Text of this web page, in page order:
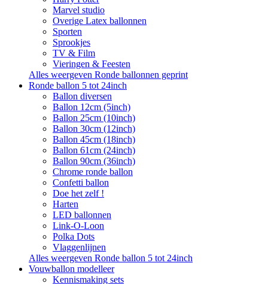
Marvel studio
Overige Latex ballonnen
Sporten
Sprookjes
TV & Film
Vieringen & Feesten
Alles weergeven Ronde ballonnen geprint
Ronde ballon 5 tot 24inch
Ballon diversen
Ballon 12cm (5inch)
Ballon 25cm (10inch)
Ballon 30cm (12inch)
Ballon 45cm (18inch)
Ballon 61cm (24inch)
Ballon 90cm (36inch)
Chrome ronde ballon
Confetti ballon
Doe het zelf !
Harten
LED ballonnen
Link-O-Loon
Polka Dots
Vlaggenlijnen
Alles weergeven Ronde ballon 5 tot 24inch
Vouwballon modelleer
Kennismaking sets